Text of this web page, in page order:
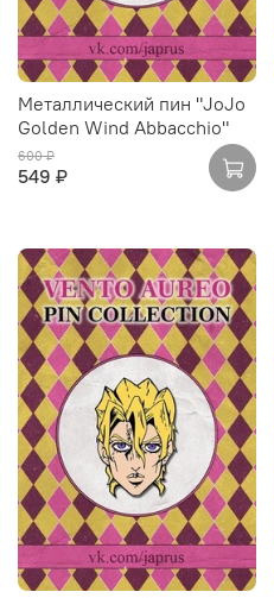
Металлический пин "JoJo
Golden Wind Abbacchio"
600 ₽
549 ₽